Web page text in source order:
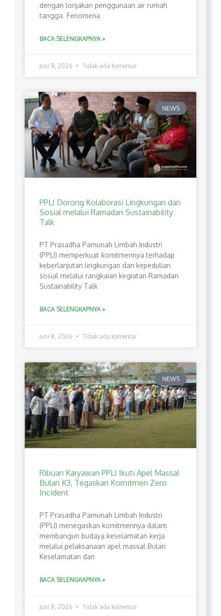
dengan lonjakan penggunaan air rumah
tangga. Fenomena
BACA SELENGKAPNYA »
Juni 8, 2026 Tidak ada komentar
NEWS
PPLI Dorong Kolaborasi Lingkungan dan
Sosial melalui Ramadan Sustainability
Talk
PT Prasadha Pamunah Limbah Industri
(PPLI) memperkuat komitmennya terhadap
keberlanjutan lingkungan dan kepedulian
sosial melalui rangkaian kegiatan Ramadan
Sustainability Talk
BACA SELENGKAPNYA »
Juni 8, 2026 Tidak ada komentar
NEWS
Ribuan Karyawan PPLI Ikuti Apel Massal
Bulan K3, Tegaskan Komitmen Zero
Incident
PT Prasadha Pamunah Limbah Industri
(PPLI) menegaskan komitmennya dalam
membangun budaya keselamatan kerja
melalui pelaksanaan apel massal Bulan
Keselamatan dan
BACA SELENGKAPNYA »
Juni 8, 2026 Tidak ada komentar